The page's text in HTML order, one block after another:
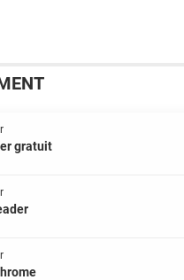
gratuit